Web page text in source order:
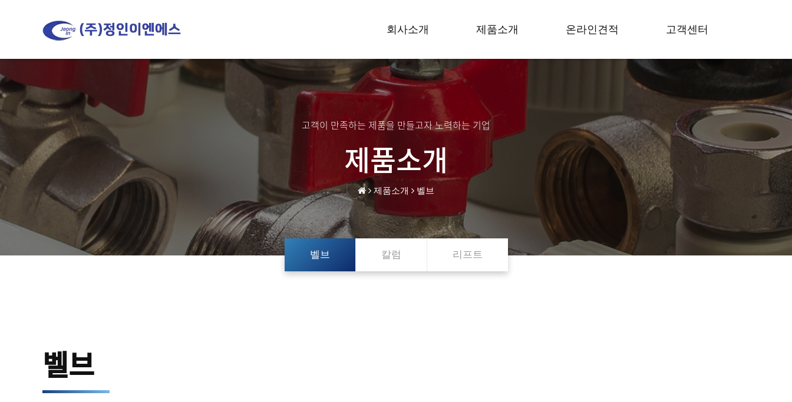
회사소개 제품소개 온라인견적 고객센터
고객이 만족하는 제품을 만들고자 노력하는 기업
제품소개
제품소개 벨브
벨브 칼럼 리프트
벨브